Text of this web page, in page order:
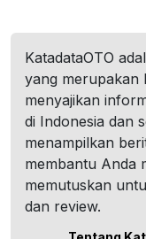
KatadataOTO
yang merupakan
menyajikan
di Indonesia dan
menampilkan
membantu Anda
memutuskan
dan review.